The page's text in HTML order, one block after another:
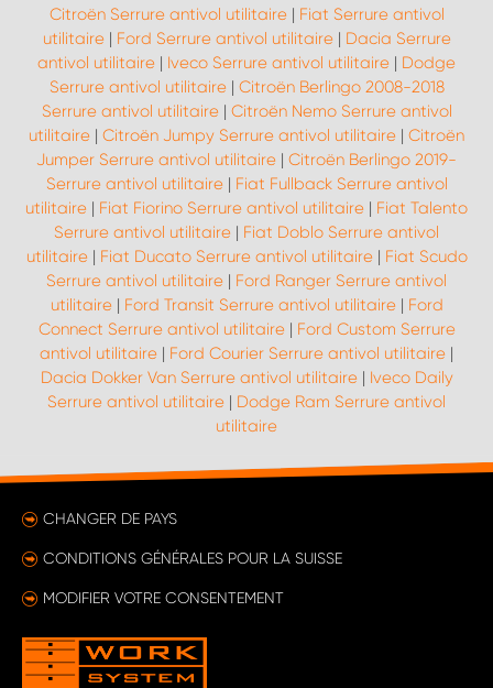
Citroën Serrure antivol utilitaire| Fiat Serrure antivol
utilitaire| Ford Serrure antivol utilitaire| Dacia Serrure
antivol utilitaire | Iveco Serrure antivol utilitaire | Dodge
Serrure antivol utilitaire| Citroën Berlingo 2008-2018
Serrure antivol utilitaire| Citroën Nemo Serrure antivol
utilitaire | Citroën Jumpy Serrure antivol utilitaire | Citroën
Jumper Serrure antivol utilitaire | Citroën Berlingo 2019-
Serrure antivol utilitaire| Fiat Fullback Serrure antivol
utilitaire | Fiat Fiorino Serrure antivol utilitaire | Fiat Talento
Serrure antivol utilitaire | Fiat Doblo Serrure antivol
utilitaire| Fiat Ducato Serrure antivol utilitaire| Fiat Scudo
Serrure antivol utilitaire | Ford Ranger Serrure antivol
utilitaire| Ford Transit Serrure antivol utilitaire| Ford
Connect Serrure antivol utilitaire| Ford Custom Serrure
antivol utilitaire | Ford Courier Serrure antivol utilitaire |
Dacia Dokker Van Serrure antivol utilitaire| Iveco Daily
Serrure antivol utilitaire | Dodge Ram Serrure antivol
utilitaire
CHANGER DE PAYS
CONDITIONS GÉNÉRALES POUR LA SUISSE
MODIFIER VOTRE CONSENTEMENT